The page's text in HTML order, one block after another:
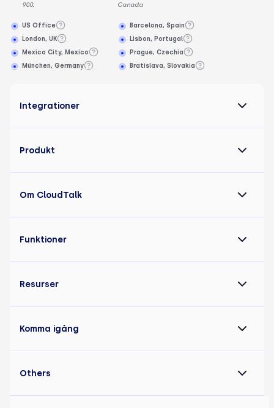
900,
Canada
US Office
London, UK
Mexico City, Mexico
München, Germany
Barcelona, Spain
Lisbon, Portugal
Prague, Czechia
Bratislava, Slovakia
Integrationer
Produkt
Om CloudTalk
Funktioner
Resurser
Komma igång
Others